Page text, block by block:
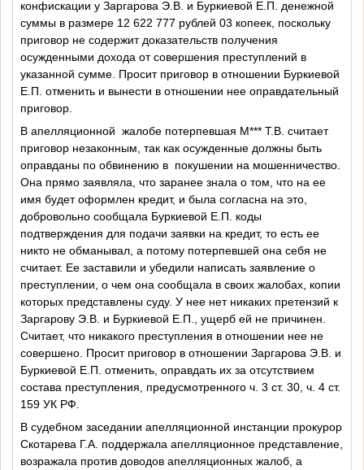
конфискации у Заргарова Э.В. и Буркиевой Е.П. денежной
суммы в размере 12 622 777 рублей 03 копеек, поскольку
приговор не содержит доказательств получения
осужденными дохода от совершения преступлений в
указанной сумме. Просит приговор в отношении Буркиевой
Е.П. отменить и вынести в отношении нее оправдательный
приговор.
В апелляционной жалобе потерпевшая М*** Т.В. считает
приговор незаконным, так как осужденные должны быть
оправданы по обвинению в покушении на мошенничество.
Она прямо заявляла, что заранее знала о том, что на ее
имя будет оформлен кредит, и была согласна на это,
добровольно сообщала Буркиевой Е.П. коды
подтверждения для подачи заявки на кредит, то есть ее
никто не обманывал, а потому потерпевшей она себя не
считает. Ее заставили и убедили написать заявление о
преступлении, о чем она сообщала в своих жалобах, копии
которых представлены суду. У нее нет никаких претензий к
Заргарову Э.В. и Буркиевой Е.П., ущерб ей не причинен.
Считает, что никакого преступления в отношении нее не
совершено. Просит приговор в отношении Заргарова Э.В. и
Буркиевой Е.П. отменить, оправдать их за отсутствием
состава преступления, предусмотренного ч. 3 ст. 30, ч. 4 ст.
159 УК РФ.
В судебном заседании апелляционной инстанции прокурор
Скотарева Г.А. поддержала апелляционное представление,
возражала против доводов апелляционных жалоб, а